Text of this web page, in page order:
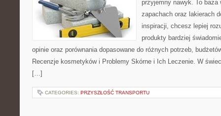
przyjemny nawyk. To
zapachach oraz lakierach
inspiracji, chcesz lepiej
produkty bardziej
opinie oraz porównania dopasowane do różnych potrzeb,
Recenzje kosmetyków i Problemy Skórne i Ich Leczenie. W
[…]
CATEGORIES: PRZYSZŁOŚĆ TRANSPORTU